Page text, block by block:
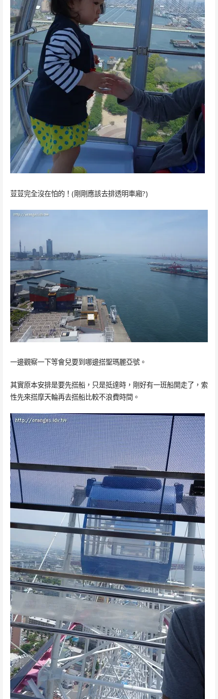
荳荳完全沒在怕的！(剛剛應該去排透明車廂?)
一邊觀察一下等會兒要到哪邊搭聖瑪麗亞號。
其實原本安排是要先搭船，只是抵達時，剛好有一班船開走了，索
性先來搭摩天輪再去搭船比較不浪費時間。